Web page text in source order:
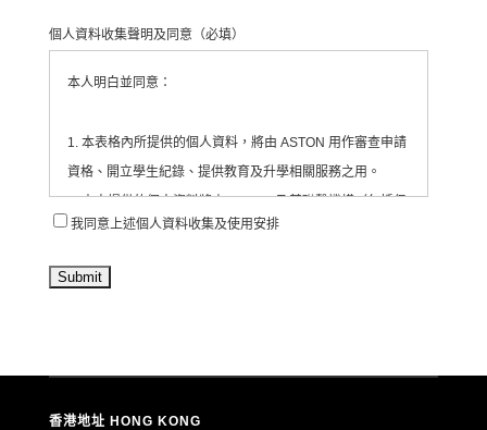
個人資料收集聲明及同意（必填）
本人明白並同意：
1. 本表格內所提供的個人資料，將由 ASTON 用作審查申請
資格、開立學生紀錄、提供教育及升學相關服務之用。
2. 本人提供的個人資料將由 ASTON 及其聯繫機構（包括但
不限於合作教育機構、活動承辦單位等）收集、處理及使
3. ASTON 會將有關資料存放於為每位學生/申請人開設的紀
式，向本人發送有關教育、升學、展覽、活動、課程及服務
我同意上述個人資料收集及使用安排
香港地址 HONG KONG